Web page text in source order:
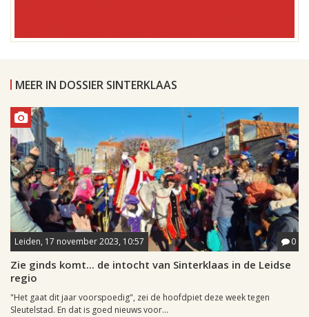
MEER IN DOSSIER SINTERKLAAS
Leiden, 17 november 2023, 10:57 0
Zie ginds komt... de intocht van Sinterklaas in de Leidse
regio
"Het gaat dit jaar voorspoedig", zei de hoofdpiet deze week tegen
Sleutelstad. En dat is goed nieuws voor...